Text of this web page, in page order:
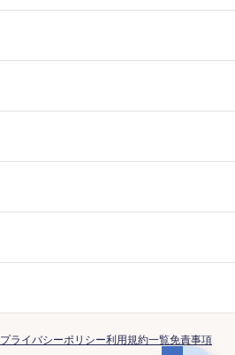
プライバシーポリシー利用規約一覧免責事項